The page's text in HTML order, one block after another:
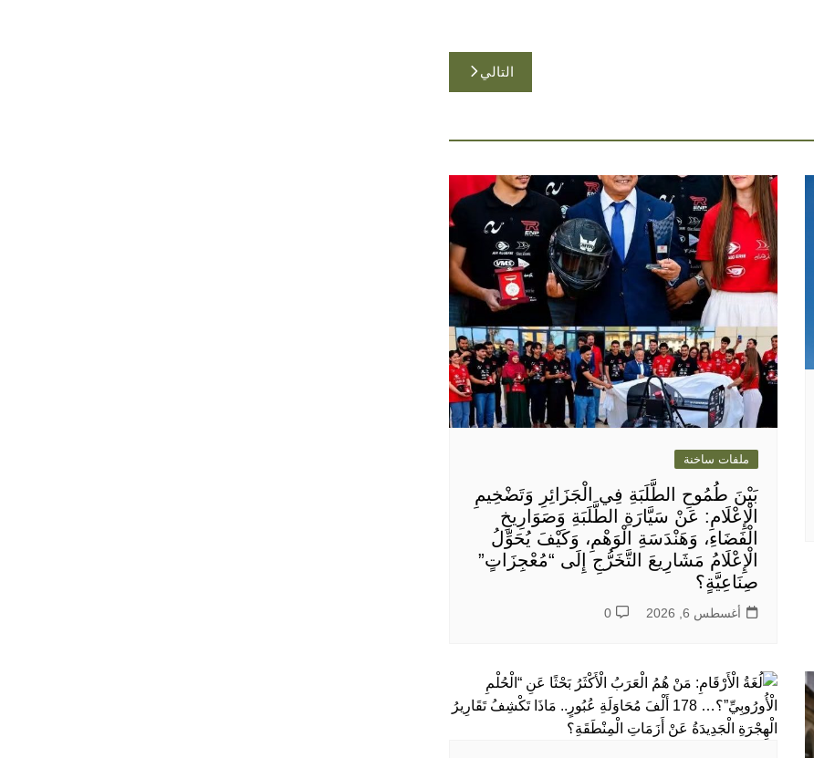
التالي
ملفات ساخنة
بَيْنَ طُمُوحِ الطَّلَبَةِ فِي الْجَزَائِرِ وَتَضْخِيمِ
الْإِعْلَامِ: عَنْ سَيَّارَةِ الطَّلَبَةِ وَصَوَارِيخِ
الْفَضَاءِ، وَهَنْدَسَةِ الْوَهْمِ، وَكَيْفَ يُحَوِّلُ
الْإِعْلَامُ مَشَارِيعَ التَّخَرُّجِ إِلَى “مُعْجِزَاتٍ”
صِنَاعِيَّةٍ؟
أغسطس 6, 2026 0